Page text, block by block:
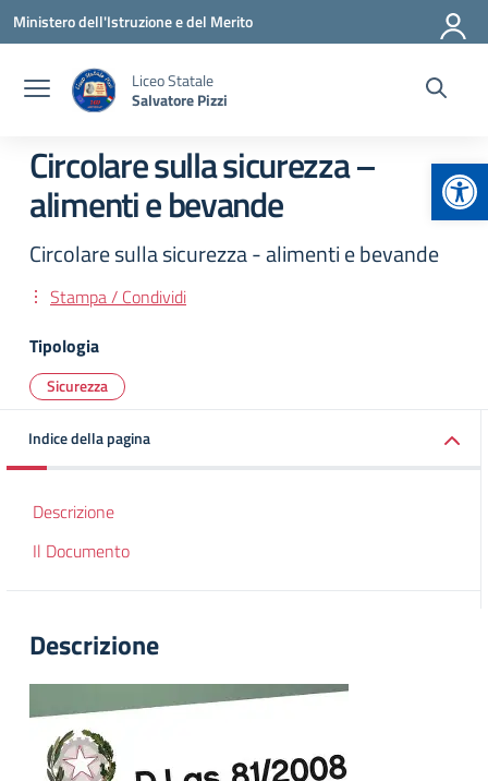
Vai ai contenuti
Vai al menu di navigazione
Vai al footer
Ministero dell'Istruzione e del Merito
Liceo Statale
Salvatore Pizzi
Circolare sulla sicurezza –
alimenti e bevande
Circolare sulla sicurezza - alimenti e bevande
Stampa / Condividi
Tipologia
Sicurezza
Indice della pagina
Descrizione
Il Documento
Descrizione